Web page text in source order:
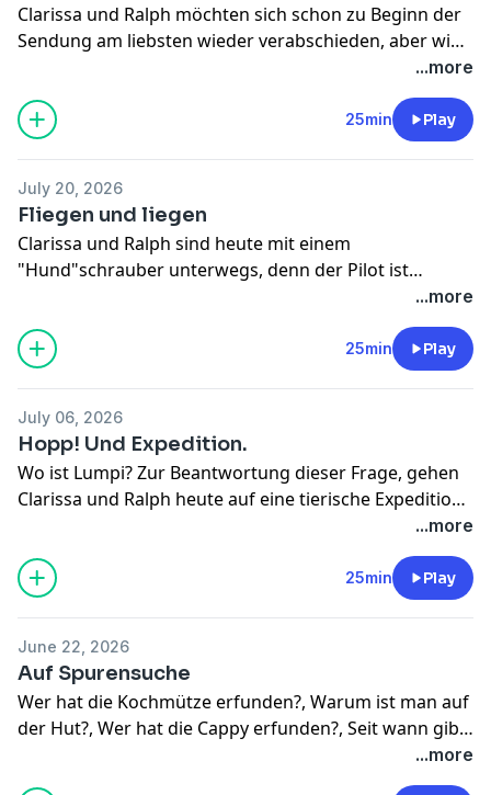
Clarissa und Ralph möchten sich schon zu Beginn der
Sendung am liebsten wieder verabschieden, aber wie
spricht man nun dieses merkwürdige Wort "Adieu"...more
25min Play
July 20, 2026
Fliegen und liegen
Clarissa und Ralph sind heute mit einem
"Hund"schrauber unterwegs, denn der Pilot ist
...more
25min Play
July 06, 2026
Hopp! Und Expedition.
Wo ist Lumpi? Zur Beantwortung dieser Frage, gehen
Clarissa und Ralph heute auf eine tierische Expedition,
...more
25min Play
June 22, 2026
Auf Spurensuche
Wer hat die Kochmütze erfunden?, Warum ist man auf
der Hut?, Wer hat die Cappy erfunden?, Seit wann gibt
es Beanies (und warum heißen sie so)?, Warum hat der
...more